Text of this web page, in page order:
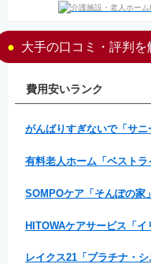
大手の口コミ・評判を
費用安いランク
がんばりすぎないで「サニ
有料老人ホーム「ベストラ
SOMPOケア「そんぽの家」
HITOWAケアサービス「イ
レイクス21「プラチナ・シ